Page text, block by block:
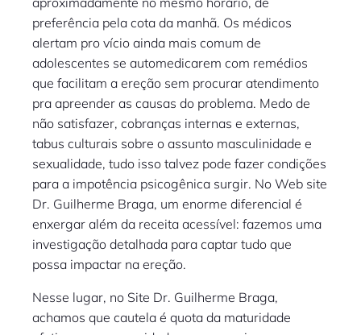
preferência pela cota da manhã. Os médicos
alertam pro vício ainda mais comum de
adolescentes se automedicarem com remédios
que facilitam a ereção sem procurar atendimento
pra apreender as causas do problema. Medo de
não satisfazer, cobranças internas e externas,
tabus culturais sobre o assunto masculinidade e
sexualidade, tudo isso talvez pode fazer condições
para a impotência psicogênica surgir. No Web site
Dr. Guilherme Braga, um enorme diferencial é
enxergar além da receita acessível: fazemos uma
investigação detalhada para captar tudo que
possa impactar na ereção.
Nesse lugar, no Site Dr. Guilherme Braga,
achamos que cautela é quota da maturidade